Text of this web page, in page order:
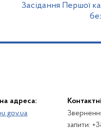
Засідання Першої
адреса:
запити: